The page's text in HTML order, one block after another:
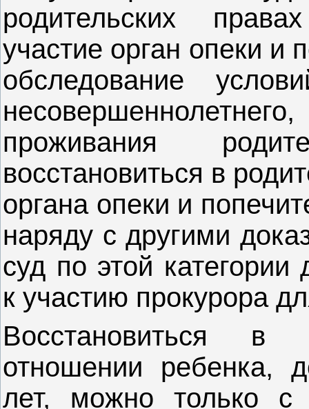
родительских
участие орган опеки и
обследование
проживания
восстановиться в
органа опеки и
наряду с другими
суд по этой категории
к участию прокурора
Восстановиться в
отношении ребенка,
лет, можно только с